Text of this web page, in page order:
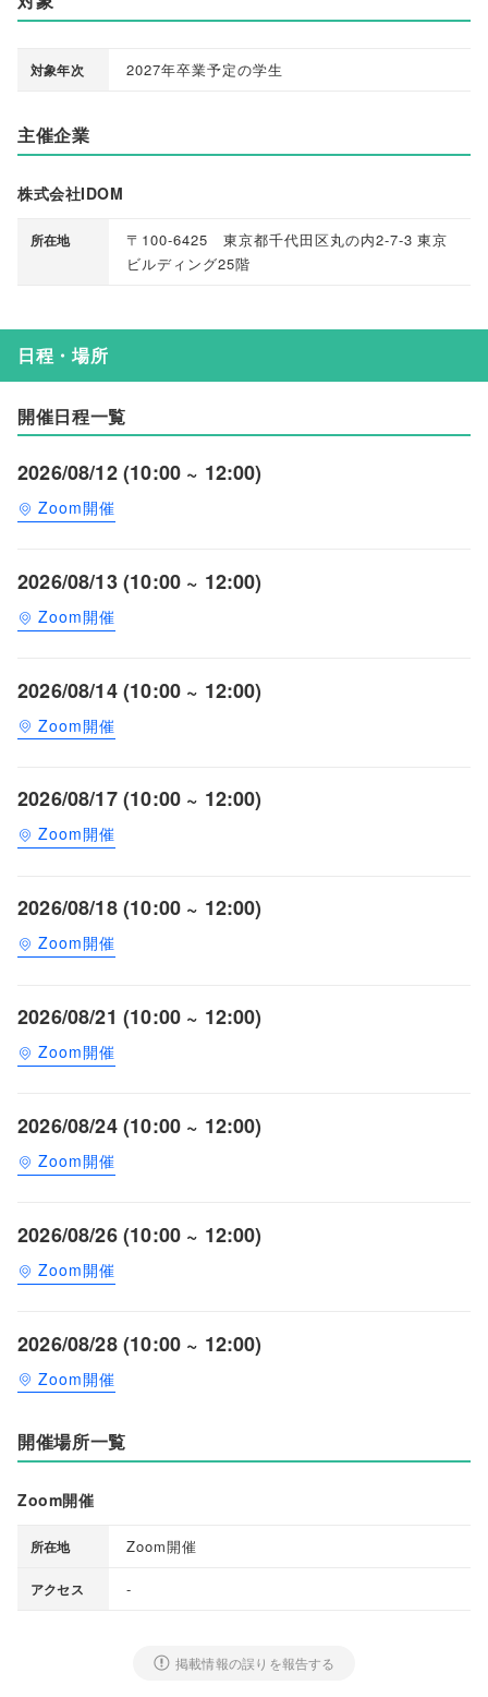
対象年次 2027年卒業予定の学生
主催企業
株式会社IDOM
所在地
〒100-6425 東京都千代田区丸の内2-7-3 東京
ビルディング25階
日程・場所
開催日程一覧
2026/08/12 (10:00 ~ 12:00)
Zoom開催
2026/08/13 (10:00 ~ 12:00)
Zoom開催
2026/08/14 (10:00 ~ 12:00)
Zoom開催
2026/08/17 (10:00 ~ 12:00)
Zoom開催
2026/08/18 (10:00 ~ 12:00)
Zoom開催
2026/08/21 (10:00 ~ 12:00)
Zoom開催
2026/08/24 (10:00 ~ 12:00)
Zoom開催
2026/08/26 (10:00 ~ 12:00)
Zoom開催
2026/08/28 (10:00 ~ 12:00)
Zoom開催
開催場所一覧
Zoom開催
所在地 Zoom開催
アクセス -
掲載情報の誤りを報告する